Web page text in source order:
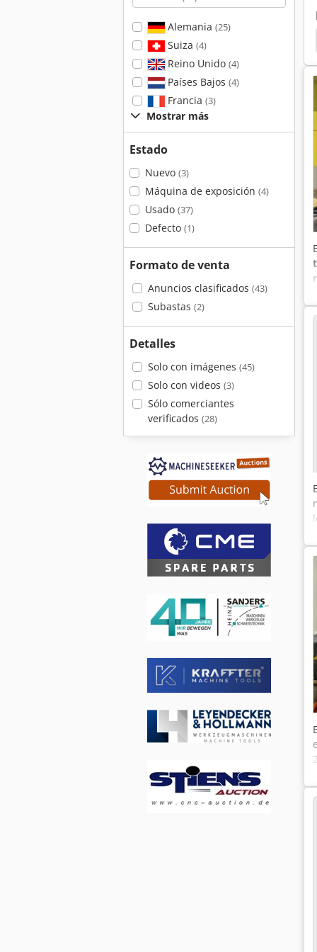
Alemania (25)
Suiza (4)
Reino Unido (4)
Países Bajos (4)
Francia (3)
Mostrar más
Estado
Nuevo (3)
Máquina de exposición (4)
Usado (37)
Defecto (1)
Formato de venta
Anuncios clasificados (43)
Subastas (2)
Detalles
Solo con imágenes (45)
Solo con videos (3)
Sólo comerciantes
verificados (28)
Deckel Fp 42